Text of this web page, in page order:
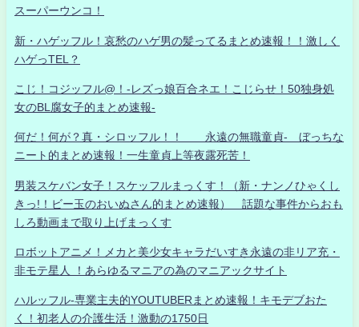
スーパーウンコ！
新・ハゲッフル！哀愁のハゲ男の髪ってるまとめ速報！！激しく
ハゲっTEL？
こじ！コジッフル@！-レズっ娘百合ネエ！こじらせ！50独身処
女のBL腐女子的まとめ速報-
何だ！何が？真・シロッフル！！ 永遠の無職童貞- ぼっちな
ニート的まとめ速報！一生童貞上等夜露死苦！
男装スケバン女子！スケッフルまっくす！（新・ナンノひゃくし
きっ!！ビー玉のおいぬさん的まとめ速報） 話題な事件からおも
しろ動画まで取り上げまっくす
ロボットアニメ！メカと美少女キャラだいすき永遠の非リア充・
非モテ星人 ！あらゆるマニアの為のマニアックサイト
ハルッフル-専業主夫的YOUTUBERまとめ速報！キモデブおた
く！初老人の介護生活！激動の1750日